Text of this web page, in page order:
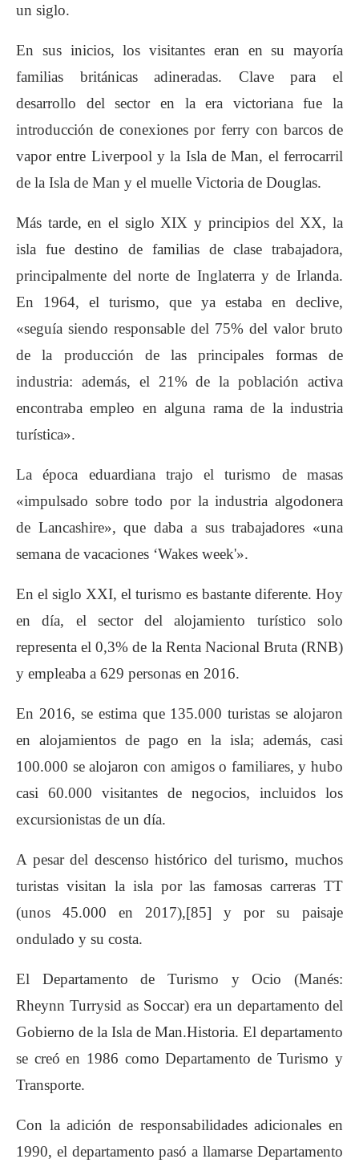
un siglo.
En sus inicios, los visitantes eran en su mayoría
familias británicas adineradas. Clave para el
desarrollo del sector en la era victoriana fue la
introducción de conexiones por ferry con barcos de
vapor entre Liverpool y la Isla de Man, el ferrocarril
de la Isla de Man y el muelle Victoria de Douglas.
Más tarde, en el siglo XIX y principios del XX, la
isla fue destino de familias de clase trabajadora,
principalmente del norte de Inglaterra y de Irlanda.
En 1964, el turismo, que ya estaba en declive,
«seguía siendo responsable del 75% del valor bruto
de la producción de las principales formas de
industria: además, el 21% de la población activa
encontraba empleo en alguna rama de la industria
turística».
La época eduardiana trajo el turismo de masas
«impulsado sobre todo por la industria algodonera
de Lancashire», que daba a sus trabajadores «una
semana de vacaciones ‘Wakes week'».
En el siglo XXI, el turismo es bastante diferente. Hoy
en día, el sector del alojamiento turístico solo
representa el 0,3%​ de la Renta Nacional Bruta (RNB)
y empleaba a 629 personas en 2016.
En 2016, se estima que 135.000 turistas se alojaron
en alojamientos de pago en la isla; además, casi
100.000 se alojaron con amigos o familiares, y hubo
casi 60.000 visitantes de negocios, incluidos los
excursionistas de un día.
A pesar del descenso histórico del turismo, muchos
turistas visitan la isla por las famosas carreras TT
(unos 45.000 en 2017),[85]​ y por su paisaje
ondulado y su costa.
El Departamento de Turismo y Ocio (Manés:
Rheynn Turrysid as Soccar) era un departamento del
Gobierno de la Isla de Man.Historia. El departamento
se creó en 1986 como Departamento de Turismo y
Transporte.
Con la adición de responsabilidades adicionales en
1990, el departamento pasó a llamarse Departamento